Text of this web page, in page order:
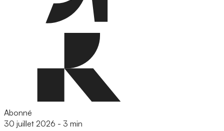
Abonné
30 juillet 2026 - 3 min